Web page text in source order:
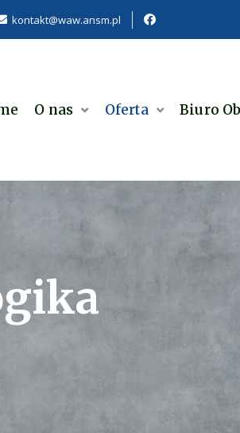
kontakt@waw.ansm.pl
O nas Oferta Biuro